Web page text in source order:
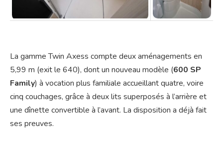
La gamme Twin Axess compte deux aménagements en
5,99 m (exit le 640), dont un nouveau modèle (600 SP
Family) à vocation plus familiale accueillant quatre, voire
cinq couchages, grâce à deux lits superposés à l’arrière et
une dînette convertible à l’avant. La disposition a déjà fait
ses preuves.